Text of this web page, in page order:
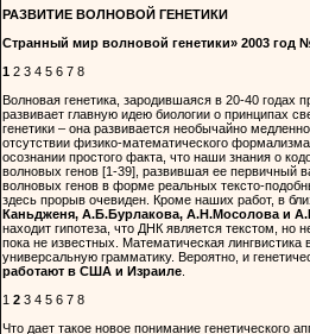
РАЗВИТИЕ ВОЛНОВОЙ ГЕНЕТИКИ
Странный мир волновой генетики» 2003 год
12 3 4 5 6 7 8
Волновая генетика, зародившаяся в 20-40
развивает главную идею биологии о принципах
генетики – она развивается необычайно
отсутствии физико-математического
осознании простого факта, что наши знания о
волновых генов [1-39], развившая ее первичный
волновых генов в форме реальных тексто-
здесь прорыв очевиден. Кроме наших работ, в
Каньдженя, А.Б.Бурлакова, А.Н.Мосолова и
находит гипотеза, что ДНК является текстом,
пока не известных. Математическая
универсальную грамматику. Вероятно, и
работают в США и Израиле.
1 23 4 5 6 7 8
Что дает такое новое понимание генетического